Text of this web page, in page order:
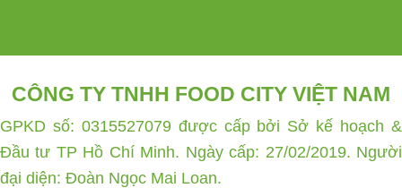
CÔNG TY TNHH FOOD CITY VIỆT NAM
GPKD số: 0315527079 được cấp bởi Sở kế hoạch &
Đầu tư TP Hồ Chí Minh. Ngày cấp: 27/02/2019. Người
đại diện: Đoàn Ngọc Mai Loan.